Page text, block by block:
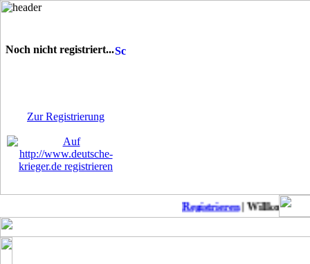
Registrieren| Willkommen
Noch nicht registriert...
Zur Registrierung